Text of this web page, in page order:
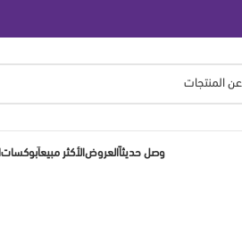
وصل حديثاً العروض الأكثر مبيعاَبوكسات